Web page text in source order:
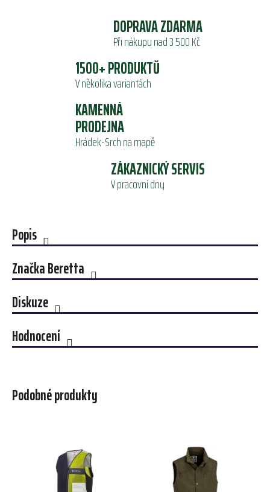
DOPRAVA ZDARMA
Při nákupu nad 3 500 Kč
1500+ PRODUKTŮ
V několika variantách
KAMENNÁ
PRODEJNA
Hrádek-Srch na mapě
ZÁKAZNICKÝ SERVIS
V pracovní dny
Popis
ZnačkaBeretta
Diskuze
Hodnocení
Podobné produkty